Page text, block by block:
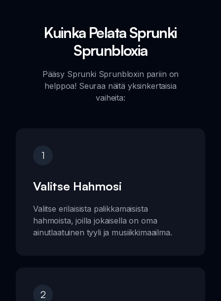
Kuinka Pelata Sprunki
Sprunbloxia
Pääsy Sprunki Sprunbloxin pariin on
helppoa! Seuraa näitä yksinkertaisia
vaiheita:
1
Valitse Hahmosi
Valitse erilaisista palikkamaisista
hahmoista, joilla jokaisella on oma
ainutlaatuinen tyyli ja musiikkimaailma.
2